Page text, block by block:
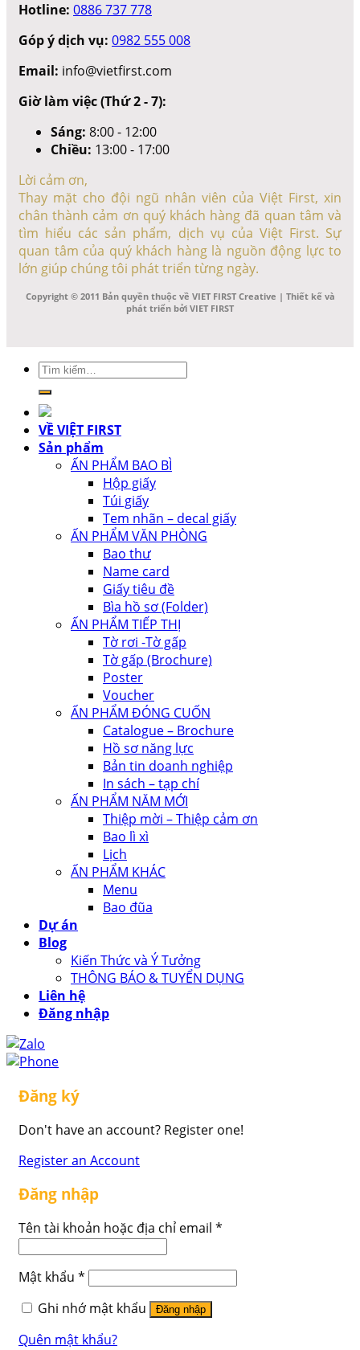
Hotline: 0886 737 778
Góp ý dịch vụ: 0982 555 008
Email: info@vietfirst.com
Giờ làm việc (Thứ 2 - 7):
Sáng: 8:00 - 12:00
Chiều: 13:00 - 17:00
Lời cảm ơn,
Thay mặt cho đội ngũ nhân viên của Việt First, xin
chân thành cảm ơn quý khách hàng đã quan tâm và
tìm hiểu các sản phẩm, dịch vụ của Việt First. Sự
quan tâm của quý khách hàng là nguồn động lực to
lớn giúp chúng tôi phát triển từng ngày.
Copyright © 2011 Bản quyền thuộc về VIET FIRST Creative | Thiết kế và
phát triển bởi VIET FIRST
Tìm
kiếm:
VỀ VIỆT FIRST
Sản phẩm
ẤN PHẨM BAO BÌ
Hộp giấy
Túi giấy
Tem nhãn – decal giấy
ẤN PHẨM VĂN PHÒNG
Bao thư
Name card
Giấy tiêu đề
Bìa hồ sơ (Folder)
ẤN PHẨM TIẾP THỊ
Tờ rơi -Tờ gấp
Tờ gấp (Brochure)
Poster
Voucher
ẤN PHẨM ĐÓNG CUỐN
Catalogue – Brochure
Hồ sơ năng lực
Bản tin doanh nghiệp
In sách – tạp chí
ẤN PHẨM NĂM MỚI
Thiệp mời – Thiệp cảm ơn
Bao lì xì
Lịch
ẤN PHẨM KHÁC
Menu
Bao đũa
Dự án
Blog
Kiến Thức và Ý Tưởng
THÔNG BÁO & TUYỂN DỤNG
Liên hệ
Đăng nhập
Đăng ký
Don't have an account? Register one!
Register an Account
Đăng nhập
Tên tài khoản hoặc địa chỉ email *
Mật khẩu *
Ghi nhớ mật khẩu
Đăng nhập
Quên mật khẩu?